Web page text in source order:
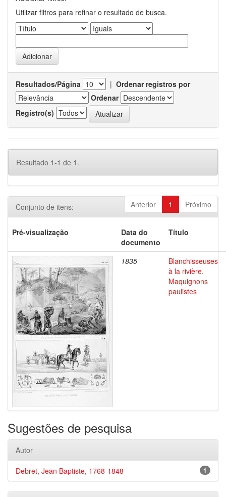
Utilizar filtros para refinar o resultado de busca.
Resultados/Página | Ordenar registros por
Ordenar
Registro(s)
Resultado 1-1 de 1.
Anterior 1 Próximo
Conjunto de itens:
Pré-visualização
Data do
documento
Título
1835
Blanchisseuses
à la rivière.
Maquignons
paulistes
Sugestões de pesquisa
Autor
1
Debret, Jean Baptiste, 1768-1848